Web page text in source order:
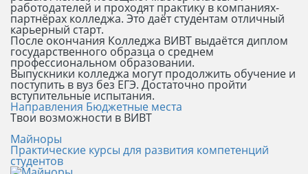
работодателей и проходят практику в компаниях-
партнёрах колледжа. Это даёт студентам отличный
карьерный старт.
После окончания Колледжа ВИВТ выдаётся диплом
государственного образца о среднем
профессиональном образовании.
Выпускники колледжа могут продолжить обучение и
поступить в вуз без ЕГЭ. Достаточно пройти
вступительные испытания.
Направления Бюджетные места
Твои возможности в ВИВТ
Майноры
Практические курсы для развития компетенций
студентов